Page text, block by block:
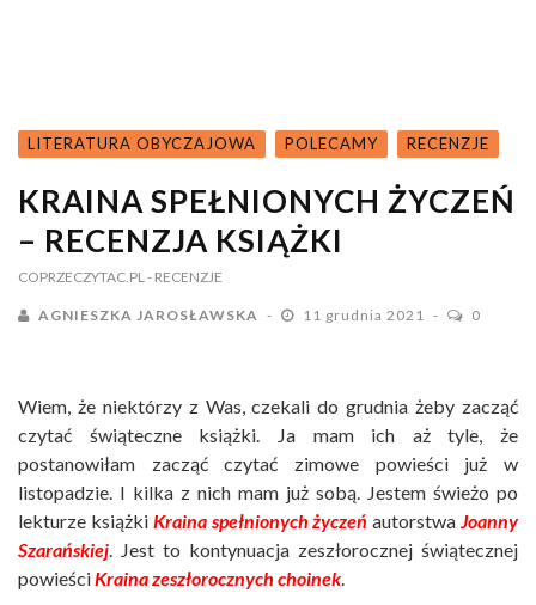
LITERATURA OBYCZAJOWA POLECAMY RECENZJE
KRAINA SPEŁNIONYCH ŻYCZEŃ
– RECENZJA KSIĄŻKI
COPRZECZYTAC.PL - RECENZJE
AGNIESZKA JAROSŁAWSKA 11 grudnia 2021 0
Wiem, że niektórzy z Was, czekali do grudnia żeby zacząć
czytać świąteczne książki. Ja mam ich aż tyle, że
postanowiłam zacząć czytać zimowe powieści już w
listopadzie. I kilka z nich mam już sobą. Jestem świeżo po
lekturze książki Kraina spełnionych życzeń autorstwaJoanny
Szarańskiej. Jest to kontynuacja zeszłorocznej świątecznej
powieściKraina zeszłorocznych choinek.